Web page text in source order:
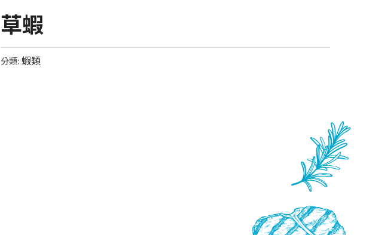
草蝦
分類:蝦類